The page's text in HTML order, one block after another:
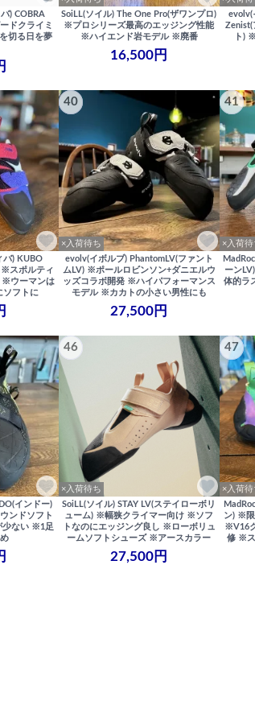
) COBRA
ドクライミ
切る日を夢
SoiLL(ソイル) The One Pro(ザワンプロ)
※プロシリーズ最高のエッジング性能
※ハイエンド岩モデル ※廃番
16,500円
evolv(
Zenist(
ト)
バ) KUBO
※スポルティ
※ウーマンは
ソフトに
40
×入荷待ち
evolv(イボルブ) PhantomLV(ファント
ムLV) ※ポールロビンソン+ダニエルウ
ッズコラボ開発 ※ハイパフォーマンス
モデル ※カカトの小さい男性にも
27,500円
41
×入荷待
ーン
体的ラ
インドー)
ンドソフト
少ない ※1足
46
×入荷待ち
SoiLL(ソイル) STAY LV(ステイローボリ
ューム) ※幅狭クライマー向け ※ソフ
トなのにエッジング良し ※ローボリュ
ームソフトシューズ ※アースカラー
27,500円
47
×入荷待
ン) ※
※V16
修 ※ス